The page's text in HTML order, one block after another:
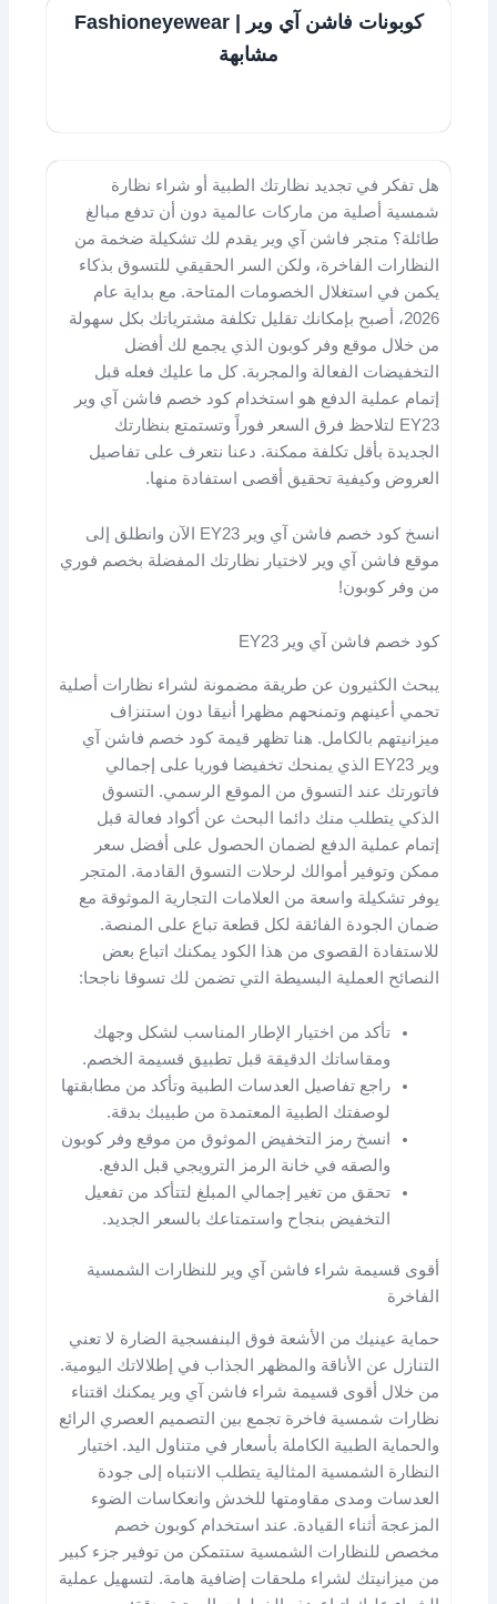
كوبونات فاشن آي وير | Fashioneyewear
مشابهة
هل تفكر في تجديد نظارتك الطبية أو شراء نظارة
شمسية أصلية من ماركات عالمية دون أن تدفع مبالغ
طائلة؟ متجر فاشن آي وير يقدم لك تشكيلة ضخمة من
النظارات الفاخرة، ولكن السر الحقيقي للتسوق بذكاء
يكمن في استغلال الخصومات المتاحة. مع بداية عام
2026، أصبح بإمكانك تقليل تكلفة مشترياتك بكل سهولة
من خلال موقع وفر كوبون الذي يجمع لك أفضل
التخفيضات الفعالة والمجربة. كل ما عليك فعله قبل
إتمام عملية الدفع هو استخدام كود خصم فاشن آي وير
EY23 لتلاحظ فرق السعر فوراً وتستمتع بنظارتك
الجديدة بأقل تكلفة ممكنة. دعنا نتعرف على تفاصيل
العروض وكيفية تحقيق أقصى استفادة منها.
انسخ كود خصم فاشن آي وير EY23 الآن وانطلق إلى
موقع فاشن آي وير لاختيار نظارتك المفضلة بخصم فوري
من وفر كوبون!
كود خصم فاشن آي وير EY23
يبحث الكثيرون عن طريقة مضمونة لشراء نظارات أصلية
تحمي أعينهم وتمنحهم مظهرا أنيقا دون استنزاف
ميزانيتهم بالكامل. هنا تظهر قيمة كود خصم فاشن آي
وير EY23 الذي يمنحك تخفيضا فوريا على إجمالي
فاتورتك عند التسوق من الموقع الرسمي. التسوق
الذكي يتطلب منك دائما البحث عن أكواد فعالة قبل
إتمام عملية الدفع لضمان الحصول على أفضل سعر
ممكن وتوفير أموالك لرحلات التسوق القادمة. المتجر
يوفر تشكيلة واسعة من العلامات التجارية الموثوقة مع
ضمان الجودة الفائقة لكل قطعة تباع على المنصة.
للاستفادة القصوى من هذا الكود يمكنك اتباع بعض
النصائح العملية البسيطة التي تضمن لك تسوقا ناجحا:
تأكد من اختيار الإطار المناسب لشكل وجهك
ومقاساتك الدقيقة قبل تطبيق قسيمة الخصم.
راجع تفاصيل العدسات الطبية وتأكد من مطابقتها
لوصفتك الطبية المعتمدة من طبيبك بدقة.
انسخ رمز التخفيض الموثوق من موقع وفر كوبون
والصقه في خانة الرمز الترويجي قبل الدفع.
تحقق من تغير إجمالي المبلغ لتتأكد من تفعيل
التخفيض بنجاح واستمتاعك بالسعر الجديد.
أقوى قسيمة شراء فاشن آي وير للنظارات الشمسية
الفاخرة
حماية عينيك من الأشعة فوق البنفسجية الضارة لا تعني
التنازل عن الأناقة والمظهر الجذاب في إطلالاتك اليومية.
من خلال أقوى قسيمة شراء فاشن آي وير يمكنك اقتناء
نظارات شمسية فاخرة تجمع بين التصميم العصري الرائع
والحماية الطبية الكاملة بأسعار في متناول اليد. اختيار
النظارة الشمسية المثالية يتطلب الانتباه إلى جودة
العدسات ومدى مقاومتها للخدش وانعكاسات الضوء
المزعجة أثناء القيادة. عند استخدام كوبون خصم
مخصص للنظارات الشمسية ستتمكن من توفير جزء كبير
من ميزانيتك لشراء ملحقات إضافية هامة. لتسهيل عملية